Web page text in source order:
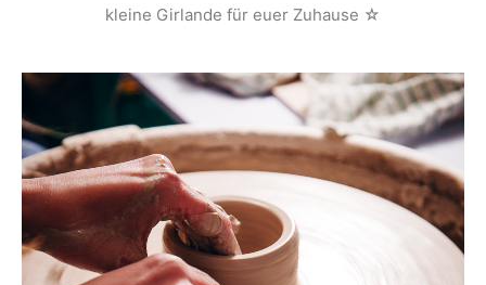
kleine Girlande für euer Zuhause ☆